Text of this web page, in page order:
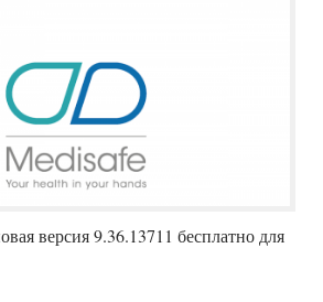
версия 9.36.13711 бесплатно для